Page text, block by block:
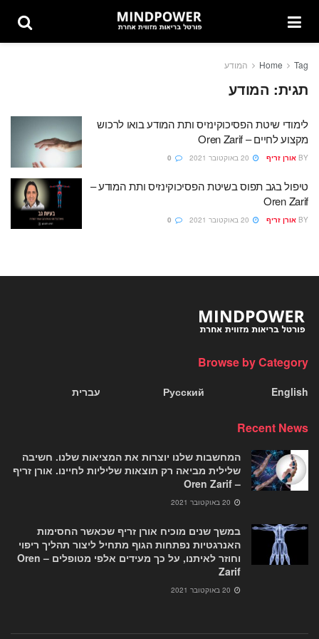
Home Tag המודע
תגית: המודע
לימודי שיטת הפסיכוקינזיס ותת המודע בואו לרכוש
מקצוע לחיים – Oren Zarif
BY אורן זריף
טיפול בגב תפוס בשיטת הפסיכוקינזיס ותת המודע –
Oren Zarif
BY אורן זריף
Browse by Category
English
Русский עברית
Recent News
המחשבות שלנו יוצרות את המציאות שלנו. חשיבה
שלילית מביאה רק תוצאות שליליות לחיינו. אורן זריף
– Oren Zarif
במשך שנים מוכיח אורן זריף שכאשר החסימות
האנרגטיות נפתחות הגוף מתחיל ליצור תהליך ריפוי
וחוזר לאיתנו, על כך מעידים אלפי מטופלים – Oren
Zarif